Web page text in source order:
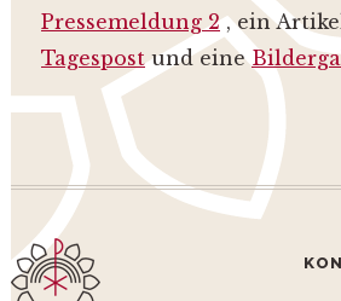
Pressemeldung 2, ein
Tagespostund eine